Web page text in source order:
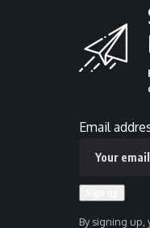
Email
By signing